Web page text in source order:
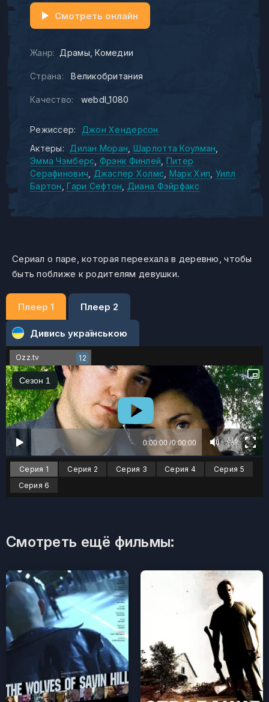
Жанр: Драмы Комедии
Страна: Великобритания
Качество: webdl_1080
Смотреть онлайн
Режиссер:
Джон Хендерсон
Актеры:
Дилан Моран Шарлотта Коулман
Эмма Чэмберс Фрэнк Финлей Питер
Серафинович
Джаспер Холмс Марк Хип Уилл
Бартон
Гари Сефтон Диана Фэйрфакс
Сериал о паре, которая переехала в деревню, чтобы
быть поближе к родителям девушки.
Плеер 1 Плеер 2
Дивись українською
Ozz.tv 12
Серия 1 Серия 2 Серия 3 Серия 4
Серия 5
Серия 6
Смотреть ещё фильмы: